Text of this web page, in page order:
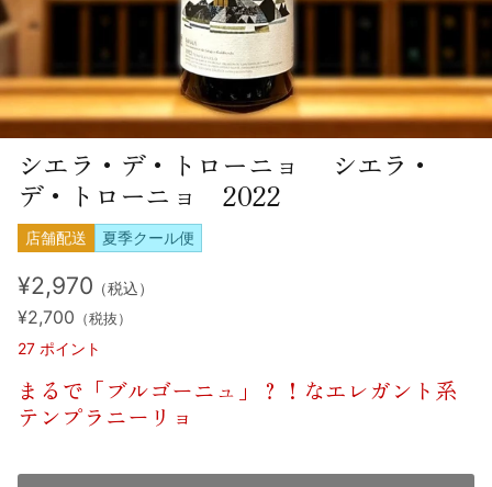
シエラ・デ・トローニョ シエラ・
デ・トローニョ 2022
店舗配送 夏季クール便
¥2,970 （税込）
¥2,700 （税抜）
27 ポイント
まるで「ブルゴーニュ」？！なエレガント系
テンプラニーリョ